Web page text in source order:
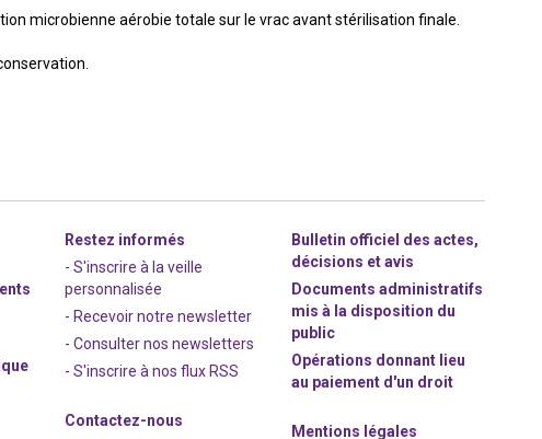
microbienne aérobie totale sur le vrac avant stérilisation finale.
Restez informés
- S'inscrire à la veille
personnalisée
- Recevoir notre newsletter
- Consulter nos newsletters
-S'inscrire à nos flux RSS
Contactez-nous
Bulletin officiel des actes,
décisions et avis
Documents administratifs
mis à la disposition du
public
Opérations donnant lieu
au paiement d'un droit
Mentions légales